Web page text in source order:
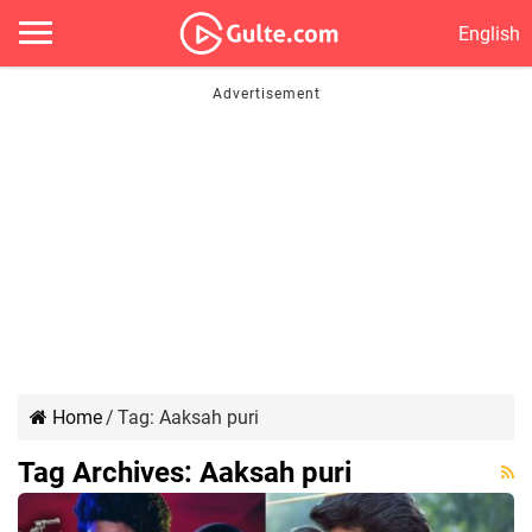
English
Home/ Tag: Aaksah puri
Tag Archives: Aaksah puri